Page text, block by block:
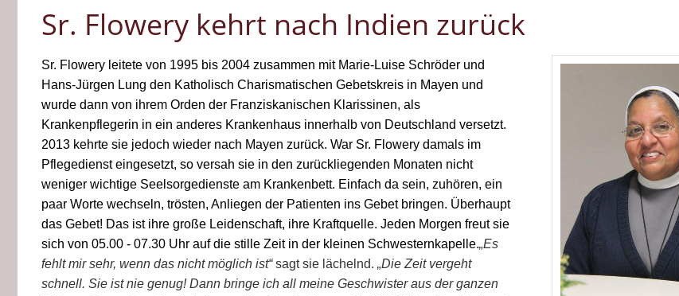
Sr. Flowery kehrt nach Indien zurück
Sr. Flowery leitete von 1995 bis 2004 zusammen mit Marie-Luise Schröder und
Hans-Jürgen Lung den Katholisch Charismatischen Gebetskreis in Mayen und
wurde dann von ihrem Orden der Franziskanischen Klarissinen, als
Krankenpflegerin in ein anderes Krankenhaus innerhalb von Deutschland versetzt.
2013 kehrte sie jedoch wieder nach Mayen zurück. War Sr. Flowery damals im
Pflegedienst eingesetzt, so versah sie in den zurückliegenden Monaten nicht
weniger wichtige Seelsorgedienste am Krankenbett. Einfach da sein, zuhören, ein
paar Worte wechseln, trösten, Anliegen der Patienten ins Gebet bringen. Überhaupt
das Gebet! Das ist ihre große Leidenschaft, ihre Kraftquelle. Jeden Morgen freut sie
sich von 05.00 - 07.30 Uhr auf die stille Zeit in der kleinen Schwesternkapelle.„Es
fehlt mir sehr, wenn das nicht möglich ist“sagt sie lächelnd. „Die Zeit vergeht
schnell. Sie ist nie genug! Dann bringe ich all meine Geschwister aus der ganzen